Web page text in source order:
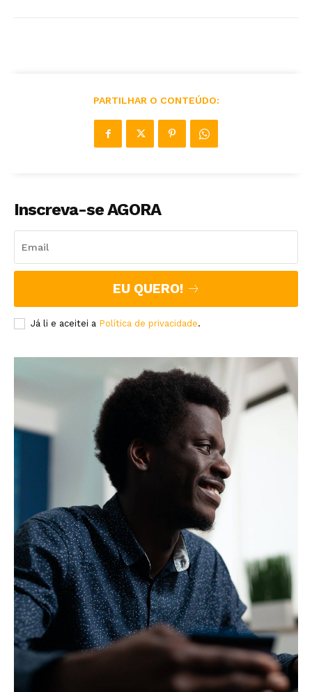
PARTILHAR O CONTEÚDO:
Inscreva-se AGORA
EU QUERO!
Já li e aceitei a Política de privacidade.